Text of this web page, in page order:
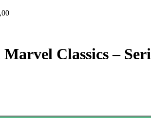
Classics –